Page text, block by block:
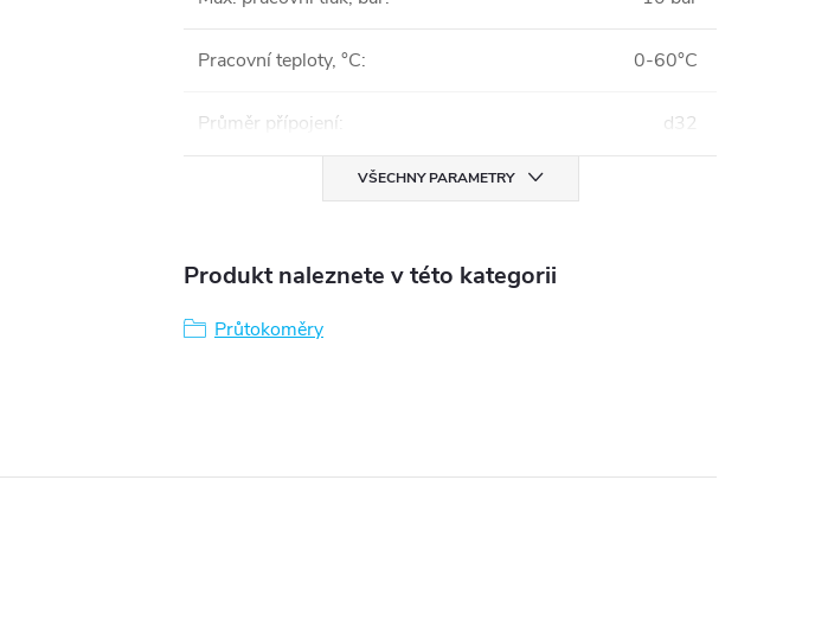
Pracovní teploty, °C: 0-60°C
Průměr přípojení: d32
VŠECHNY PARAMETRY
Produkt naleznete v této kategorii
Průtokoměry